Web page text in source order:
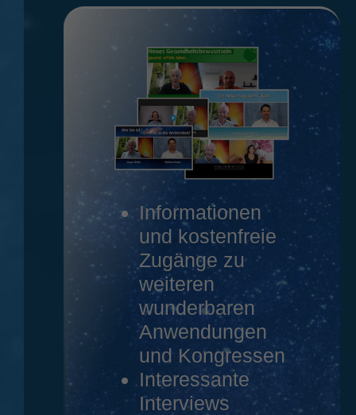
Informationen
und kostenfreie
Zugänge zu
weiteren
wunderbaren
Anwendungen
und Kongressen
Interessante
Interviews